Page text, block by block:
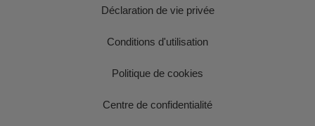
Déclaration de vie privée
Conditions d'utilisation
Politique de cookies
Centre de confidentialité